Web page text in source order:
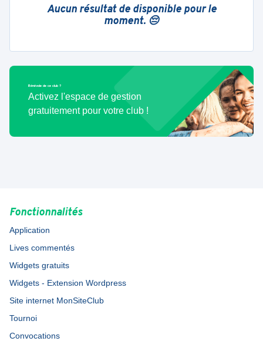
Aucun résultat de disponible pour le
moment. 😔
Bénévole de ce club ?
Activez l'espace de gestion
gratuitement pour votre club !
Fonctionnalités
Application
Lives commentés
Widgets gratuits
Widgets - Extension Wordpress
Site internet MonSiteClub
Tournoi
Convocations